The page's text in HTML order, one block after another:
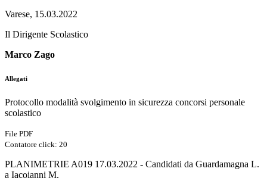
Varese, 15.03.2022
Il Dirigente Scolastico
Marco Zago
Allegati
Protocollo modalità svolgimento in sicurezza concorsi personale
scolastico
File PDF
Contatore click: 20
PLANIMETRIE A019 17.03.2022 - Candidati da Guardamagna L.
a Iacoianni M.